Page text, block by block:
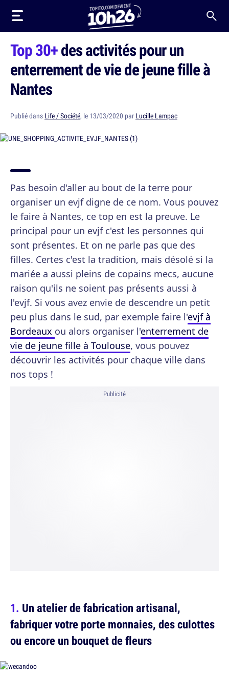
Top 30+des activités pour un
enterrement de vie de jeune fille à
Nantes
Publié dans Life / Société, le 13/03/2020 par Lucille Lampac
Pas besoin d'aller au bout de la terre pour
organiser un evjf digne de ce nom. Vous pouvez
le faire à Nantes, ce top en est la preuve. Le
principal pour un evjf c'est les personnes qui
sont présentes. Et on ne parle pas que des
filles. Certes c'est la tradition, mais désolé si la
mariée a aussi pleins de copains mecs, aucune
raison qu'ils ne soient pas présents aussi à
l'evjf. Si vous avez envie de descendre un petit
peu plus dans le sud, par exemple faire l'evjf à
Bordeaux ou alors organiser l'enterrement de
vie de jeune fille à Toulouse, vous pouvez
découvrir les activités pour chaque ville dans
nos tops !
Publicité
Un atelier de fabrication artisanal,
fabriquer votre porte monnaies, des culottes
ou encore un bouquet de fleurs